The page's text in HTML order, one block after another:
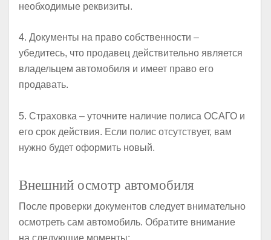
необходимые реквизиты.
4.Документы на право собственности –
убедитесь, что продавец действительно является
владельцем автомобиля и имеет право его
продавать.
5.Страховка – уточните наличие полиса ОСАГО и
его срок действия. Если полис отсутствует, вам
нужно будет оформить новый.
Внешний осмотр автомобиля
После проверки документов следует внимательно
осмотреть сам автомобиль. Обратите внимание
на следующие моменты: